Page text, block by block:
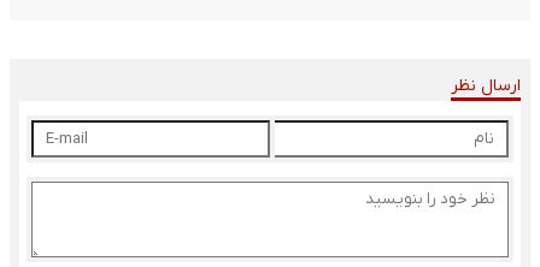
ارسال نظر